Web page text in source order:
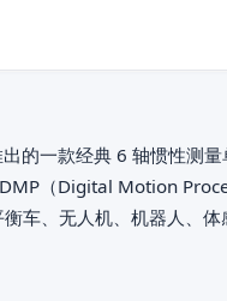
的一款经典 6 轴惯性测
DMP（Digital Motion
车、无人机、机器人、体